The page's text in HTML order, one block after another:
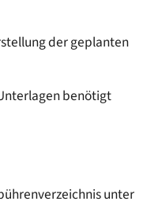
der geplanten
benötigt
unter